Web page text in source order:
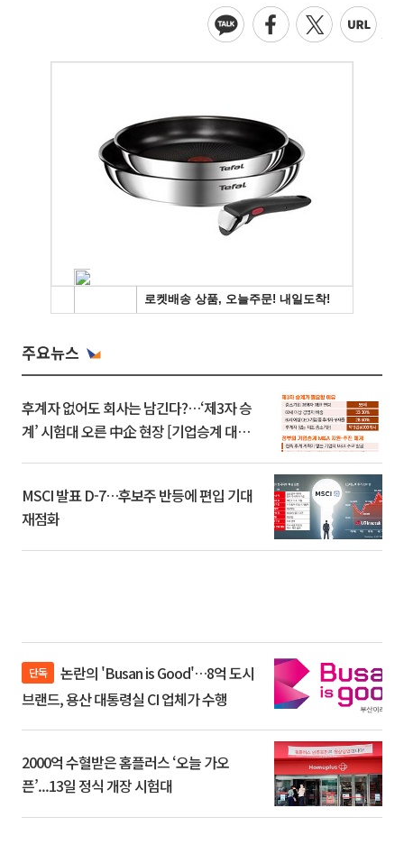
주요뉴스
후계자 없어도 회사는 남긴다?…‘제3자 승
계’ 시험대 오른 中企 현장 [기업승계 대전
MSCI 발표 D-7…후보주 반등에 편입 기대
재점화
단독
브랜드, 용산 대통령실 CI 업체가 수행
2000억 수혈받은 홈플러스 ‘오늘 가오
픈’...13일 정식 개장 시험대